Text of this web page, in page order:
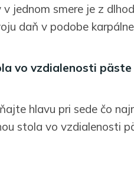
jednom smere je z
daň v podobe
vo vzdialenosti päste
hlavu pri sede čo
stola vo vzdialenosti